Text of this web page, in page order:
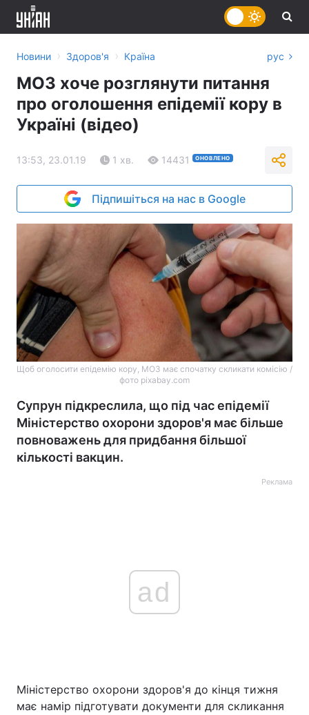
Україна Політика
Новини › Здоров'я › Країна рус
МОЗ хоче розглянути питання
про оголошення епідемії кору в
Україні (відео)
13:53, 23.01.19 1 хв. 14431 ОНОВЛЕНО
Підпишіться на нас в Google
Щоб оголосити епідемію кору, МОЗ має спочатку скликати комісію /
фото pixabay.com
Супрун підкреслила, що під час епідемії
Міністерство охорони здоров'я має більше
повноважень для придбання більшої
кількості вакцин.
Реклама
ad
Міністерство охорони здоров'я до кінця тижня
має намір підготувати документи для скликання